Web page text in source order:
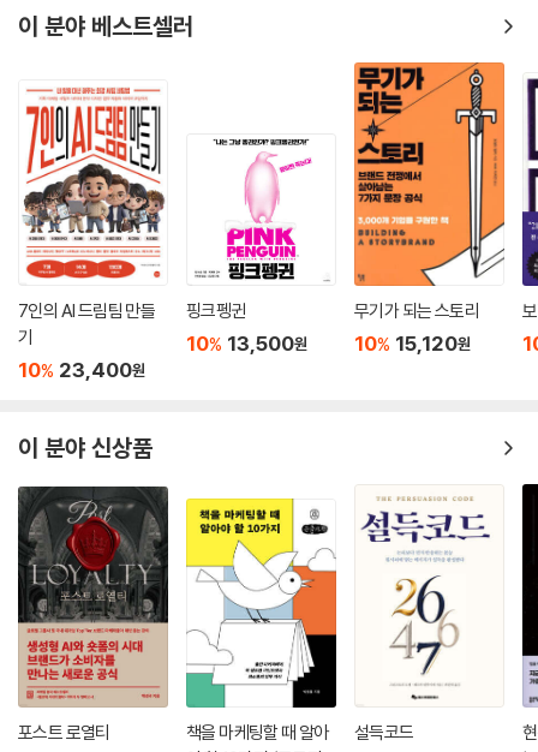
브랜드에서 출발하는 관점이라면, 창의주성은 소비자의 끌림에서 출발하
3, 고형적(solid) 권고에서 벗어나 유동적(liquid) 스밈을 지향하는 메
시지
그동안의 광고 표현에서는 광고 타깃을 설정하고 소비자 혜택을 찾아내 콘
셉트를 도출하고 메시지를 만드는 고정적이고 고형적인 권고에 치중했다.
그러나 코로나19 이후에는 언제 어디에서 효과가 나타날지 모르는 접점의
필요가 있다. 유동하며 흐르는 광고 메시지가 개체화된 사람들의 마음을
움직일 가능성이 높다.
시지.
기존에는 어떤 광고를 하려면 미디어에 3개월 이상 청약을 해서 브랜드 메
시지를 노출하는 방식이었다. 그리고 핵심 메시지 하나를 정해서 가급적
장기간에 걸쳐 사용해야 통합적 마케팅 커뮤니케이션(IMC) 활동에 적합
하다고 알려져 있었다. 그러나 코로나19 이후의 위기 상황에서는 보다 기
민한 방식의 미디어 활용이 중요해졌고, 필요할 경우에는 과감하게 메시지
를 바꿀 필요도 있다. 상황에 알맞게 메시지를 기민하게 바꾸는 대응 메시
지 전략을 수립하는 문제도 더더욱 중요해졌다.
경계를 넘어 결합과 공명으로
이 분야 베스트셀러
7인의 AI 드림팀 만들
기
10% 23,400원
핑크펭귄
10% 13,500원
무기가 되는 스토리
10% 15,120원
이 분야 신상품
포스트 로열티
책을 마케팅할 때 알아
설득코드